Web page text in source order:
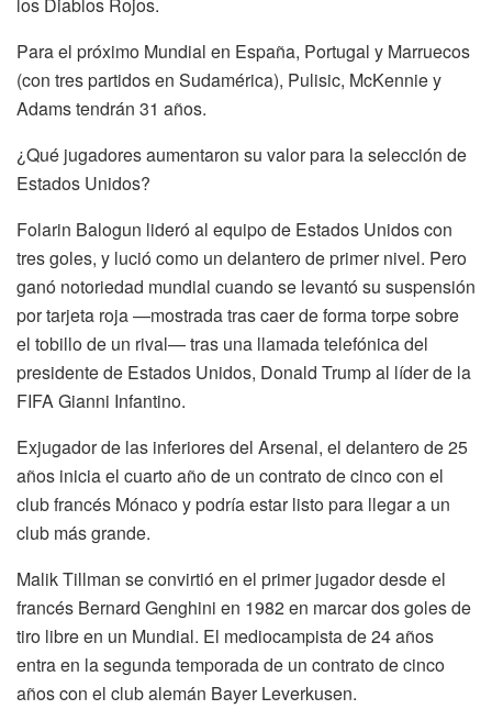
Para el próximo Mundial en España, Portugal y Marruecos
(con tres partidos en Sudamérica), Pulisic, McKennie y
Adams tendrán 31 años.
¿Qué jugadores aumentaron su valor para la selección de
Estados Unidos?
Folarin Balogun lideró al equipo de Estados Unidos con
tres goles, y lució como un delantero de primer nivel. Pero
ganó notoriedad mundial cuando se levantó su suspensión
por tarjeta roja —mostrada tras caer de forma torpe sobre
el tobillo de un rival— tras una llamada telefónica del
presidente de Estados Unidos, Donald Trump al líder de la
FIFA Gianni Infantino.
Exjugador de las inferiores del Arsenal, el delantero de 25
años inicia el cuarto año de un contrato de cinco con el
club francés Mónaco y podría estar listo para llegar a un
club más grande.
Malik Tillman se convirtió en el primer jugador desde el
francés Bernard Genghini en 1982 en marcar dos goles de
tiro libre en un Mundial. El mediocampista de 24 años
entra en la segunda temporada de un contrato de cinco
años con el club alemán Bayer Leverkusen.